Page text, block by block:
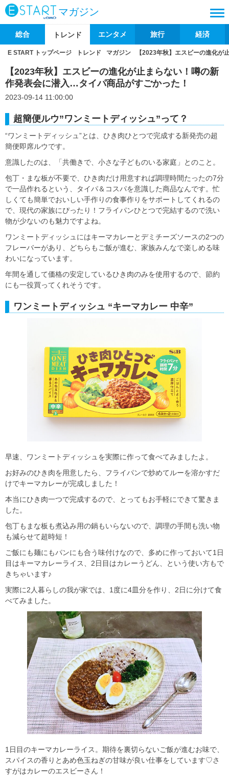
マガジン
総合 トレンド エンタメ 旅行 経済
E START トップページ トレンド マガジン 【2023年秋】エスビーの進化
【2023年秋】エスビーの進化が止まらない！噂の新
作発表会に潜入…タイパ商品がすごかった！
2023-09-14 11:00:00
超簡便ルウ”ワンミートディッシュ”って？
“ワンミートディッシュ”とは、ひき肉ひとつで完成する新発売の超
簡便即席ルウです。
意識したのは、「共働きで、小さな子どものいる家庭」とのこと。
包丁・まな板が不要で、ひき肉だけ用意すれば調理時間たったの7分
で一品作れるという、タイパ＆コスパを意識した商品なんです。忙
しくても簡単でおいしい手作りの食事作りをサポートしてくれるの
で、現代の家族にぴったり！フライパンひとつで完結するので洗い
物が少ないのも魅力ですよね。
ワンミートディッシュにはキーマカレーとデミチーズソースの2つの
フレーバーがあり、どちらもご飯が進む、家族みんなで楽しめる味
わいになっています。
年間を通して価格の安定しているひき肉のみを使用するので、節約
にも一役買ってくれそうです。
ワンミートディッシュ “キーマカレー 中辛”
早速、ワンミートディッシュを実際に作って食べてみましたよ。
お好みのひき肉を用意したら、フライパンで炒めてルーを溶かすだ
けでキーマカレーが完成しました！
本当にひき肉一つで完成するので、とってもお手軽にできて驚きま
した。
包丁もまな板も煮込み用の鍋もいらないので、調理の手間も洗い物
も減らせて超時短！
ご飯にも麺にもパンにも合う味付けなので、多めに作っておいて1日
目はキーマカレーライス、2日目はカレーうどん、という使い方もで
きちゃいます♪
実際に2人暮らしの我が家では、1度に4皿分を作り、2日に分けて食
べてみました。
1日目のキーマカレーライス。期待を裏切らないご飯が進むお味で、
スパイスの香りとあめ色玉ねぎの甘味が良い仕事をしています♡さ
すがはカレーのエスビーさん！